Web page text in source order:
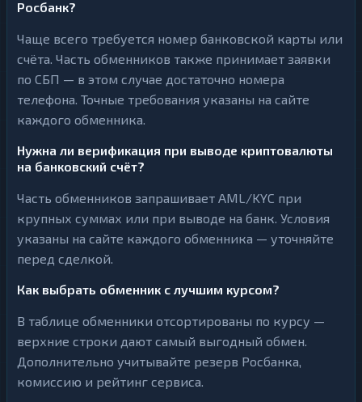
Росбанк?
Чаще всего требуется номер банковской карты или
счёта. Часть обменников также принимает заявки
по СБП — в этом случае достаточно номера
телефона. Точные требования указаны на сайте
каждого обменника.
Нужна ли верификация при выводе криптовалюты
на банковский счёт?
Часть обменников запрашивает AML/KYC при
крупных суммах или при выводе на банк. Условия
указаны на сайте каждого обменника — уточняйте
перед сделкой.
Как выбрать обменник с лучшим курсом?
В таблице обменники отсортированы по курсу —
верхние строки дают самый выгодный обмен.
Дополнительно учитывайте резерв Росбанка,
комиссию и рейтинг сервиса.